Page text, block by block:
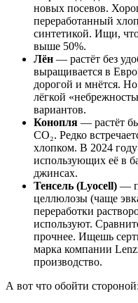
новых посевов.
переработанный
синтетикой. Ищи,
выше 50%.
Лён — растёт без
выращивается в
дорогой и мнётся.
лёгкой
вариантов.
Конопля — растёт
CO₂. Редко
хлопком. В 2024
использующих её в
джинсах.
Тенсель (Lyocell) —
целлюлозы (чаще
переработки
используют.
прочнее. Ищешь
марка компании
производство.
А вот что обойти стороной: